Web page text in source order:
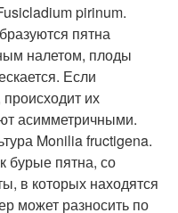
pirinum.
пятна
налетом, плоды
Если
их
асимметричными.
Monilia fructigena.
бурые пятна, со
в которых находятся
может разносить по